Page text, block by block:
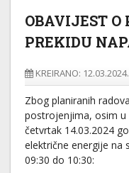
OBAVIJEST
PREKIDU
KREIRANO:
Zbog planiranih
postrojenjima, osim u
četvrtak 14.03.2024
električne energije na
09:30 do 10:30: